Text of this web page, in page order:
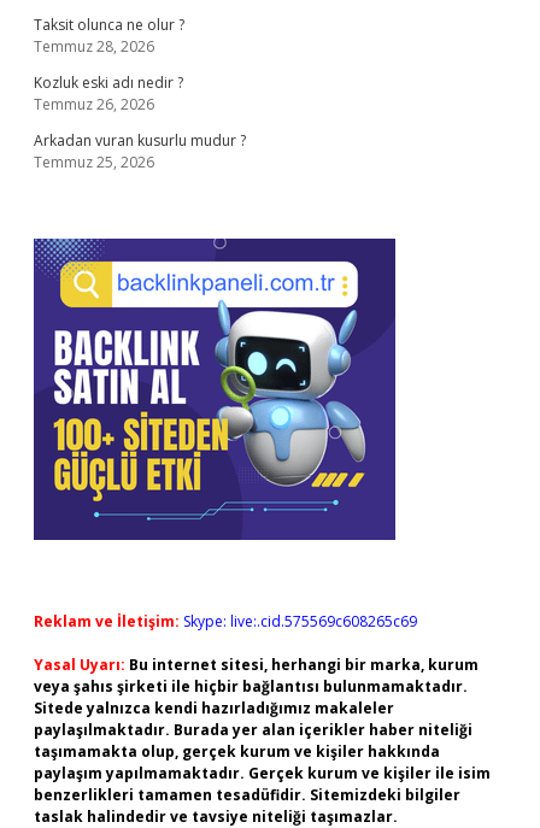
Taksit olunca ne olur ?
Temmuz 28, 2026
Kozluk eski adı nedir ?
Temmuz 26, 2026
Arkadan vuran kusurlu mudur ?
Temmuz 25, 2026
Reklam ve İletişim: Skype: live:.cid.575569c608265c69
Yasal Uyarı: Bu internet sitesi, herhangi bir marka, kurum
veya şahıs şirketi ile hiçbir bağlantısı bulunmamaktadır.
Sitede yalnızca kendi hazırladığımız makaleler
paylaşılmaktadır. Burada yer alan içerikler haber niteliği
taşımamakta olup, gerçek kurum ve kişiler hakkında
paylaşım yapılmamaktadır. Gerçek kurum ve kişiler ile isim
benzerlikleri tamamen tesadüfidir. Sitemizdeki bilgiler
taslak halindedir ve tavsiye niteliği taşımazlar.